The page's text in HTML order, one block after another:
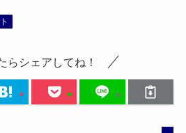
らシェアしてね！